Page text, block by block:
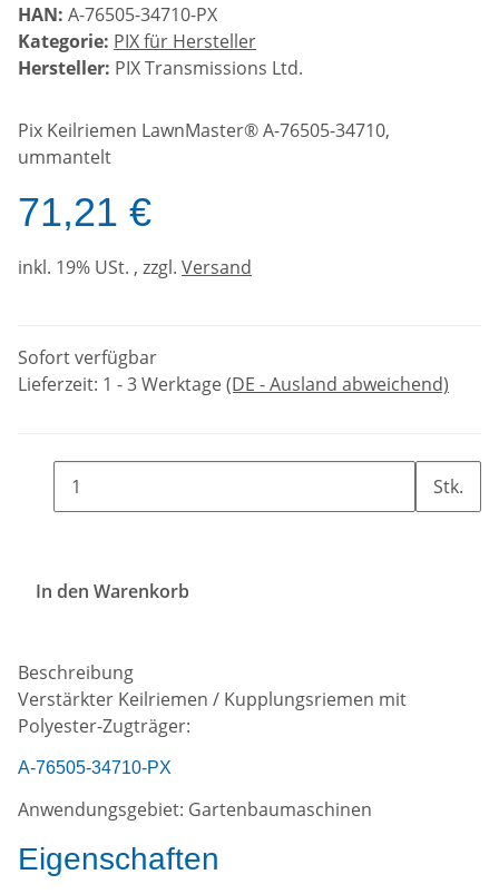
HAN: A-76505-34710-PX
Kategorie: PIX für Hersteller
Hersteller: PIX Transmissions Ltd.
Pix Keilriemen LawnMaster® A-76505-34710,
ummantelt
71,21 €
inkl. 19% USt. , zzgl. Versand
Sofort verfügbar
Lieferzeit: 1 - 3 Werktage(DE - Ausland abweichend)
Stk.
In den Warenkorb
Beschreibung
Verstärkter Keilriemen / Kupplungsriemen mit
Polyester-Zugträger:
A-76505-34710-PX
Anwendungsgebiet: Gartenbaumaschinen
Eigenschaften